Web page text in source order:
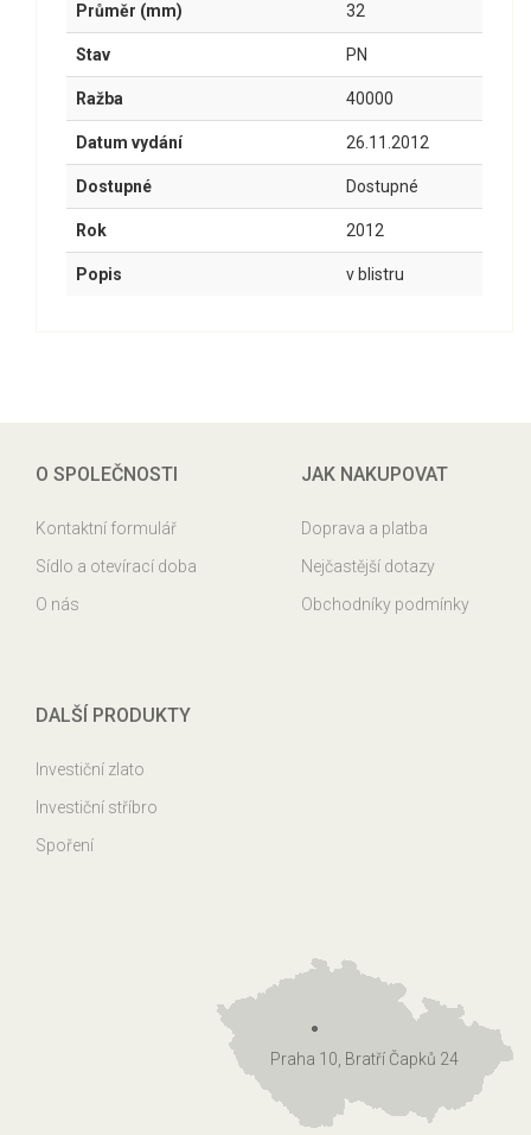
Průměr (mm) 32
Stav PN
Ražba 40000
Datum vydání 26.11.2012
Dostupné Dostupné
Rok 2012
Popis v blistru
O SPOLEČNOSTI
Kontaktní formulář
Sídlo a otevírací doba
O nás
JAK NAKUPOVAT
Doprava a platba
Nejčastější dotazy
Obchodníky podmínky
DALŠÍ PRODUKTY
Investiční zlato
Investiční stříbro
Spoření
Praha 10, Bratří Čapků 24